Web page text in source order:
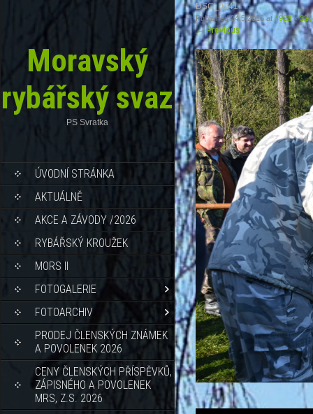
Moravský
rybářský svaz
PS Svratka
ÚVODNÍ STRÁNKA
AKTUÁLNĚ
AKCE A ZÁVODY /2026
RYBÁŘSKÝ KROUŽEK
MORS II
FOTOGALERIE
FOTOARCHIV
PRODEJ ČLENSKÝCH ZNÁMEK
A POVOLENEK 2026
CENY ČLENSKÝCH PŘÍSPĚVKŮ,
ZÁPISNÉHO A POVOLENEK
MRS, Z.S. 2026
DSC_0141
Published24.5.2016at4928 ×
←Previous